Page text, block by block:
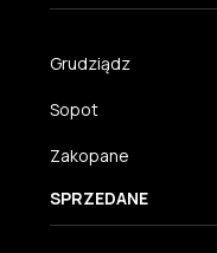
Grudziądz
Sopot
Zakopane
SPRZEDANE